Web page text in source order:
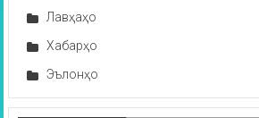
Лавҳаҳо
Хабарҳо
Эълонҳо